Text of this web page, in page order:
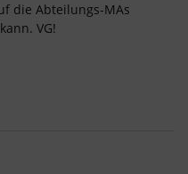
die Abteilungs-MAs
VG!